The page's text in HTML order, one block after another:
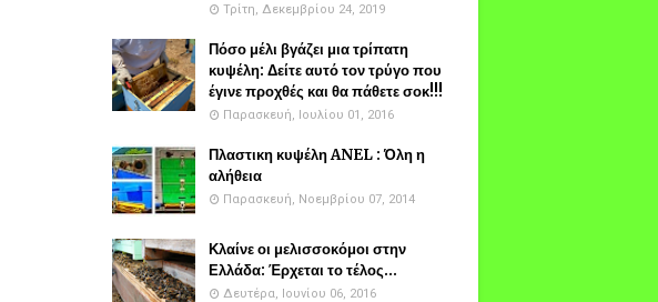
Τρίτη, Δεκεμβρίου 24, 2019
Πόσο μέλι βγάζει μια τρίπατη
κυψέλη: Δείτε αυτό τον τρύγο που
έγινε προχθές και θα πάθετε σοκ!!!
Παρασκευή, Ιουλίου 01, 2016
Πλαστικη κυψέλη ANEL : Όλη η
αλήθεια
Παρασκευή, Νοεμβρίου 07, 2014
Κλαίνε οι μελισσοκόμοι στην
Ελλάδα: Έρχεται το τέλος...
Δευτέρα, Ιουνίου 06, 2016